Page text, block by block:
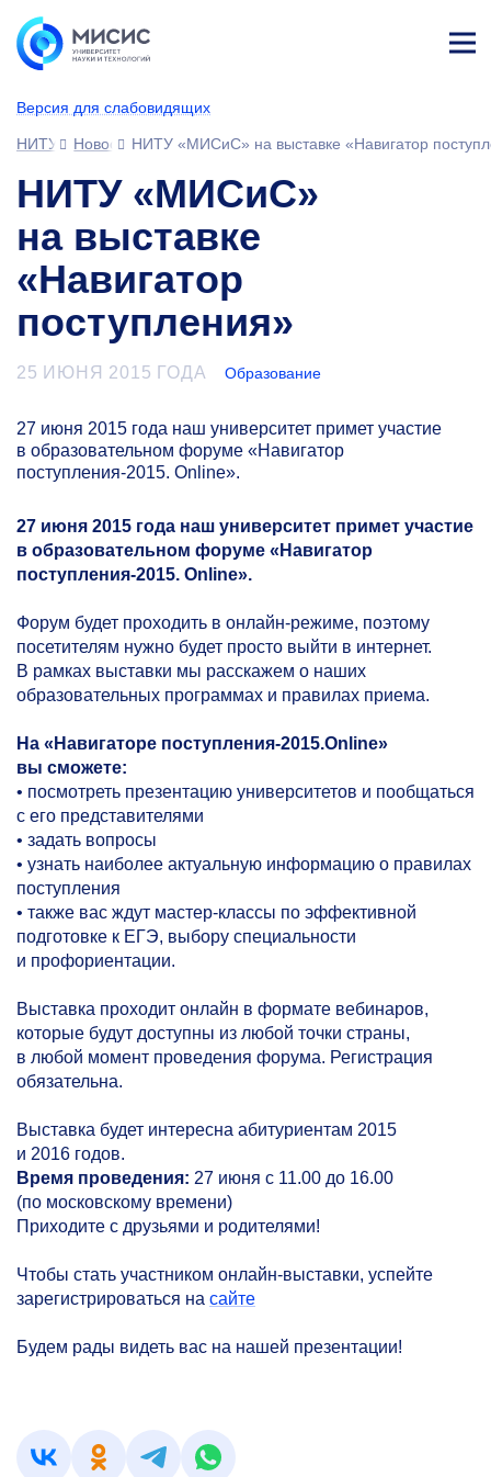
Версия для слабовидящих
ине
НИТУ МИСИС
НовостиНИТУ «МИСиС» на выставке «Навигатор
НИТУ «МИСиС»
на выставке
«Навигатор
поступления»
25 ИЮНЯ 2015 ГОДА Образование
27 июня 2015 года наш университет примет участие
в образовательном форуме «Навигатор
поступления-2015. Online».
27 июня 2015 года наш университет примет участие
в образовательном форуме «Навигатор
поступления-2015. Online».
Форум будет проходить в онлайн-режиме, поэтому
посетителям нужно будет просто выйти в интернет.
В рамках выставки мы расскажем о наших
образовательных программах и правилах приема.
На «Навигаторе поступления-2015.Online»
вы сможете:
• посмотреть презентацию университетов и пообщаться
с его представителями
• задать вопросы
• узнать наиболее актуальную информацию о правилах
поступления
• также вас ждут мастер-классы по эффективной
подготовке к ЕГЭ, выбору специальности
и профориентации.
Выставка проходит онлайн в формате вебинаров,
которые будут доступны из любой точки страны,
в любой момент проведения форума. Регистрация
обязательна.
Выставка будет интересна абитуриентам 2015
и 2016 годов.
Время проведения: 27 июня с 11.00 до 16.00
(по московскому времени)
Приходите с друзьями и родителями!
Чтобы стать участником онлайн-выставки, успейте
зарегистрироваться на сайте
Будем рады видеть вас на нашей презентации!